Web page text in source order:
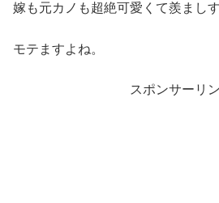
嫁も元カノも超絶可愛くて羨ましす
モテますよね。
スポンサーリ